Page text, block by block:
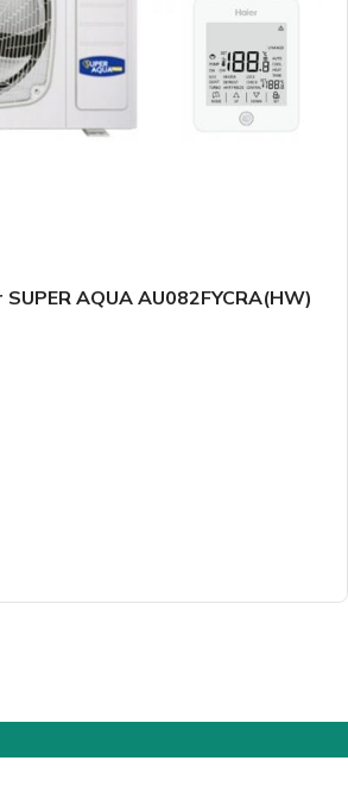
AQUA AU082FYCRA(HW)